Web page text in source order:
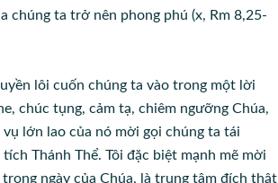
chúng ta trở nên phong phú (x, Rm 8,25-
lôi cuốn chúng ta vào trong một lời
chúc tụng, cảm tạ, chiêm ngưỡng Chúa,
lớn lao của nó mời gọi chúng ta tái
Thánh Thể. Tôi đặc biệt mạnh mẽ mời
ngày của Chúa, là trung tâm đích thật